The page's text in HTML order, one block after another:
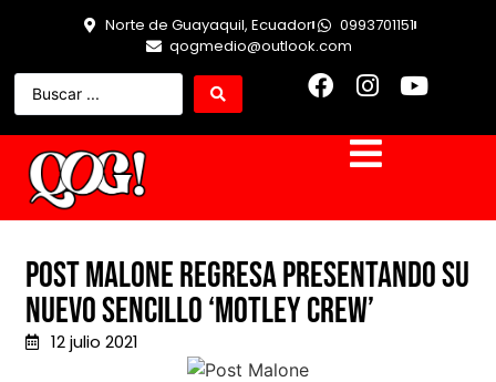
Norte de Guayaquil, Ecuador
0993701151
qogmedio@outlook.com
Post Malone regresa presentando su
nuevo sencillo ‘Motley Crew’
12 julio 2021